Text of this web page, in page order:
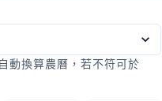
動換算農曆，若不符可於